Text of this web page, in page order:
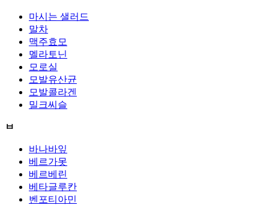
마시는 샐러드
말차
맥주효모
멜라토닌
모로실
모발유산균
모발콜라겐
밀크씨슬
ㅂ
바나바잎
베르가못
베르베린
베타글루칸
벤포티아민